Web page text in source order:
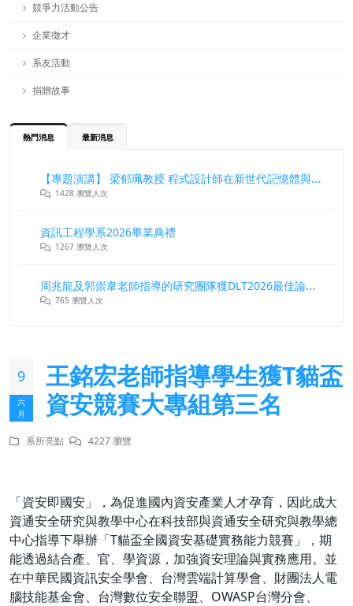
競爭力活動公告
企業徵才
系友活動
捐贈故事
熱門消息 最新消息
【專題演講】 梁郁珮教授 程式設計師在新世代記憶體與儲存系統中的角色與挑戰
1428 瀏覽人次
資訊工程學系2026畢業典禮
1267 瀏覽人次
周兆龍及郭崇韋老師指導的研究團隊獲DLT2026最佳論文獎
765 瀏覽人次
9
六
月
王銘宏老師指導學生獲T貓盃
資安競賽大專組第三名
系所亮點 4227 瀏覽
「資安即國安」，為促進國內資安產業人才孕育，因此成大
資通安全研究與教學中心在科技部與資通安全研究與教學總
中心指導下舉辦「T貓盃全國資安基礎實務能力競賽」，期
能透過結合產、官、學資源，加強資安理論與實務應用。並
在中華民國資訊安全學會、台灣雲端計算學會、財團法人電
腦技能基金會、台灣數位安全聯盟、OWASP台灣分會、